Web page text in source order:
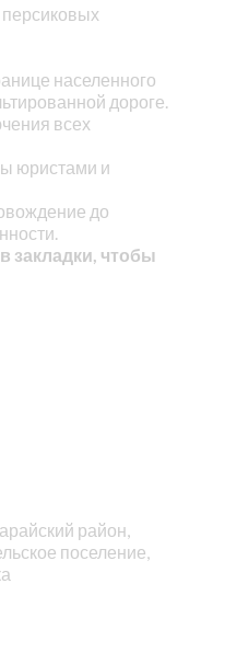
населенного
дороге.
всех
юристами и
до
закладки, чтобы
район,
поселение,